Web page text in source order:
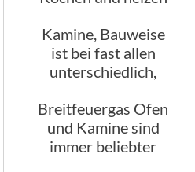
Warmwasser
Erzeugung
Kamine, Bauweise
ist bei fast allen
unterschiedlich,
praktisch,
verschiedenen
Größen
Breitfeuergas Ofen
und Kamine sind
immer beliebter